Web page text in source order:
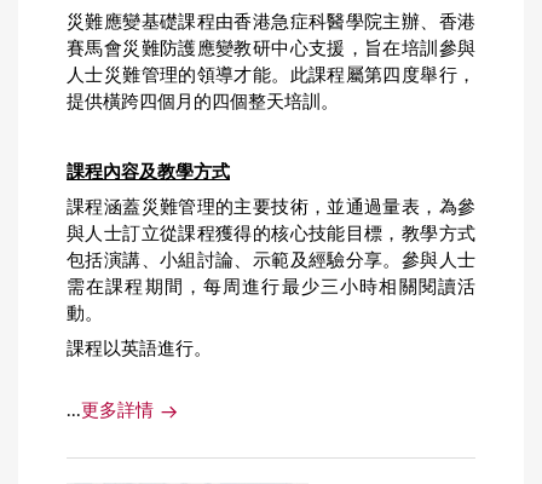
災難應變基礎課程由香港急症科醫學院主辦、香港
賽馬會災難防護應變教研中心支援，旨在培訓參與
人士災難管理的領導才能。此課程屬第四度舉行，
提供橫跨四個月的四個整天培訓。
課程內容及教學方式
課程涵蓋災難管理的主要技術，並通過量表，為參
與人士訂立從課程獲得的核心技能目標，教學方式
包括演講、小組討論、示範及經驗分享。參與人士
需在課程期間，每周進行最少三小時相關閱讀活
動。
課程以英語進行。
... 更多詳情